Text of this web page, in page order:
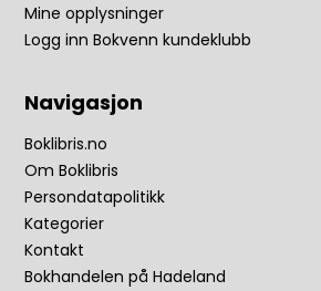
Mine opplysninger
Logg inn Bokvenn kundeklubb
Navigasjon
Boklibris.no
Om Boklibris
Persondatapolitikk
Kategorier
Kontakt
Bokhandelen på Hadeland